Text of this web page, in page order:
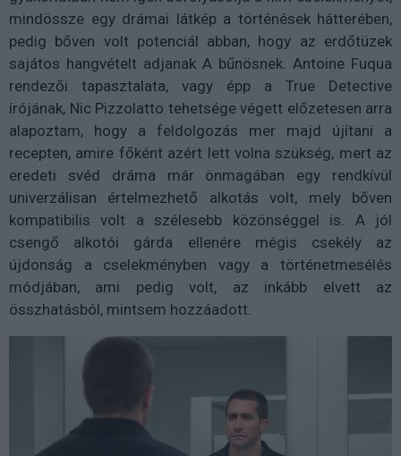
mindössze egy drámai látkép a történések hátterében,
pedig bőven volt potenciál abban, hogy az erdőtüzek
sajátos hangvételt adjanak A bűnösnek. Antoine Fuqua
rendezői tapasztalata, vagy épp a True Detective
írójának, Nic Pizzolatto tehetsége végett előzetesen arra
alapoztam, hogy a feldolgozás mer majd újítani a
recepten, amire főként azért lett volna szükség, mert az
eredeti svéd dráma már önmagában egy rendkívül
univerzálisan értelmezhető alkotás volt, mely bőven
kompatibilis volt a szélesebb közönséggel is. A jól
csengő alkotói gárda ellenére mégis csekély az
újdonság a cselekményben vagy a történetmesélés
módjában, ami pedig volt, az inkább elvett az
összhatásból, mintsem hozzáadott.